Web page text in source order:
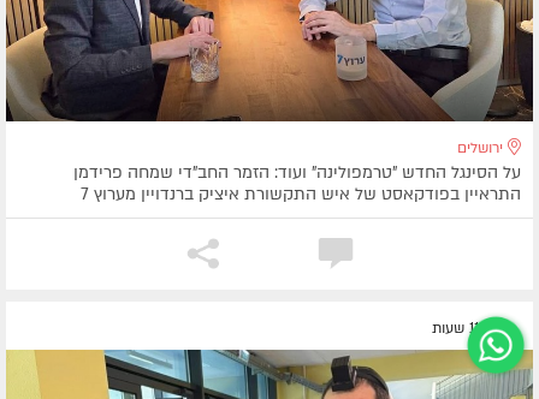
ירושלים
על הסינגל החדש "טרמפולינה" ועוד: הזמר החב"די שמחה פרידמן
התראיין בפודקאסט של איש התקשורת איציק ברנדויין מערוץ 7
לפני 11 שעות